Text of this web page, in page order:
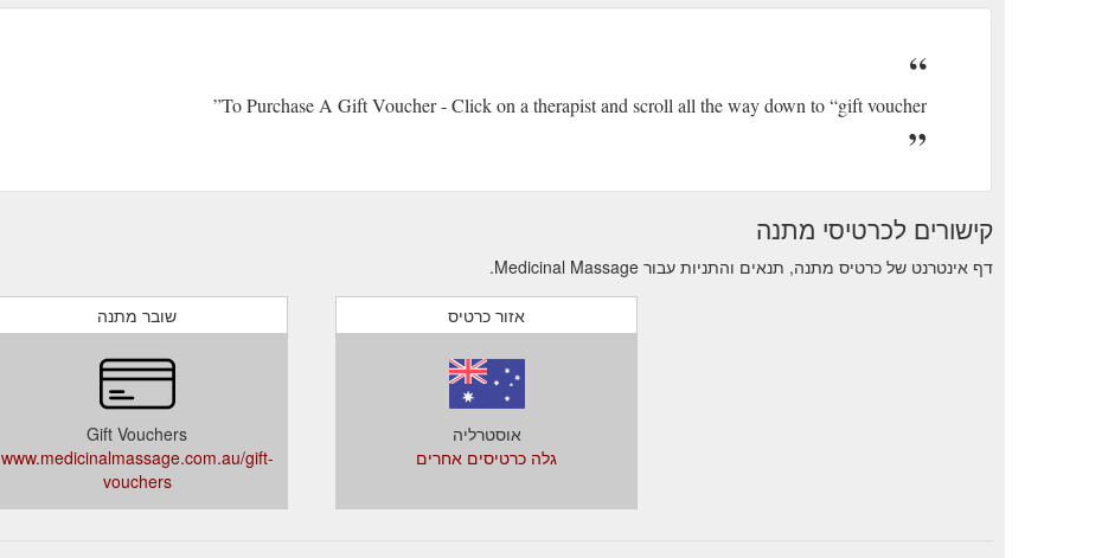
To Purchase A Gift Voucher - Click on a therapist and scroll all the way down to “gift voucher”
קישורים לכרטיסי מתנה
דף אינטרנט של כרטיס מתנה, תנאים והתניות עבור Medicinal Massage.
שובר מתנה
Gift Vouchers
www.medicinalmassage.com.au/gift-
vouchers
אזור כרטיס
אוסטרליה
גלה כרטיסים אחרים